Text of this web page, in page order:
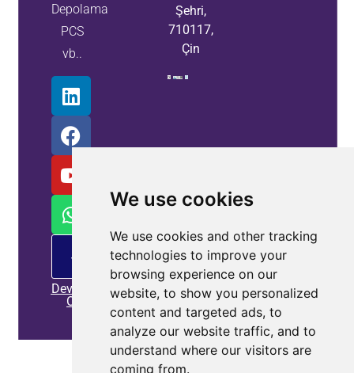
We use cookies
We use cookies and other tracking
technologies to improve your
browsing experience on our
website, to show you personalized
content and targeted ads, to
analyze our website traffic, and to
understand where our visitors are
coming from.
Depolama
PCS
vb..
Teklif
Devamını
Oku
Şehri,
710117,
Çin
Gizlilik Politikası| Bize Ulaşın